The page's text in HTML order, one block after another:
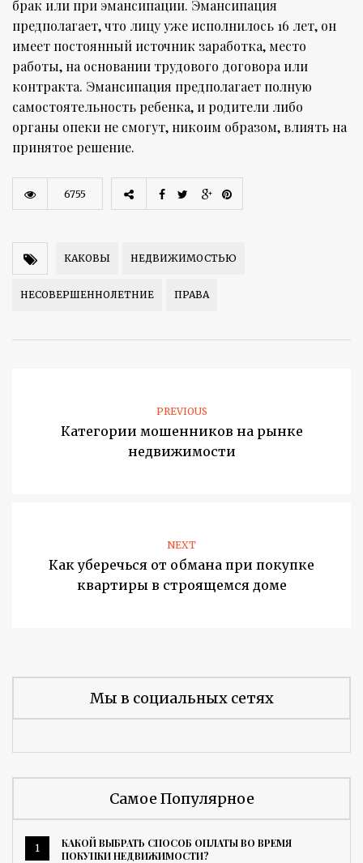
брак или при эмансипации. Эмансипация
предполагает, что лицу уже исполнилось 16 лет, он
имеет постоянный источник заработка, место
работы, на основании трудового договора или
контракта. Эмансипация предполагает полную
самостоятельность ребенка, и родители либо
органы опеки не смогут, никоим образом, влиять на
принятое решение.
6755
КАКОВЫ НЕДВИЖИМОСТЬЮ
НЕСОВЕРШЕННОЛЕТНИЕ ПРАВА
PREVIOUS
Категории мошенников на рынке
недвижимости
NEXT
Как уберечься от обмана при покупке
квартиры в строящемся доме
Мы в социальных сетях
Самое Популярное
1
КАКОЙ ВЫБРАТЬ СПОСОБ ОПЛАТЫ ВО ВРЕМЯ
ПОКУПКИ НЕДВИЖИМОСТИ?